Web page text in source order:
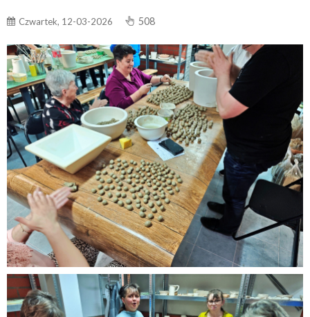
Czwartek, 12-03-2026 508